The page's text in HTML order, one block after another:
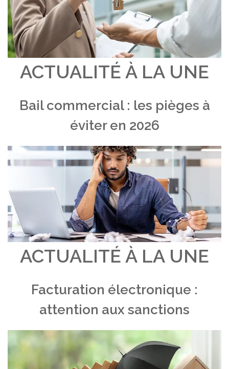
ACTUALITÉ À LA UNE
Bail commercial : les pièges à
éviter en 2026
ACTUALITÉ À LA UNE
Facturation électronique :
attention aux sanctions